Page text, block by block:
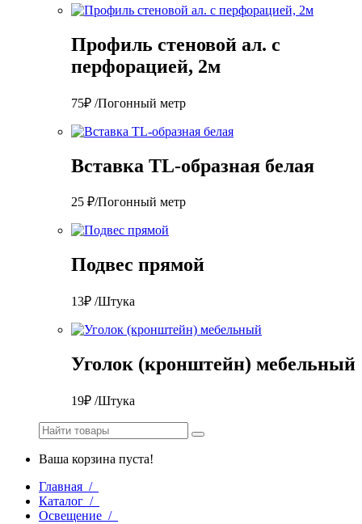
Профиль стеновой ал. с
перфорацией, 2м
75₽ /Погонный метр
Вставка TL-образная белая
25 ₽/Погонный метр
Подвес прямой
13₽ /Штука
Уголок (кронштейн) мебельный
19₽ /Штука
Ваша корзина пуста!
Главная /
Каталог /
Освещение /